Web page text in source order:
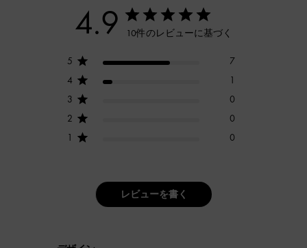
4.9 10件のレビューに基づく
5
7
4
1
3
0
2
0
1
0
レビューを書く